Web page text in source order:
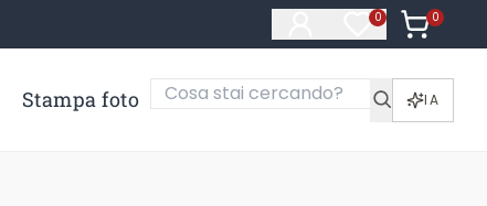
0
Articoli nella
0
Articoli
Stampa foto IA